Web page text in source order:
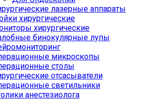
лазерные аппараты
хирургические
хирургические
бинокулярные лупы
микроскопы
столы
отсасыватели
светильники
анестезиолога